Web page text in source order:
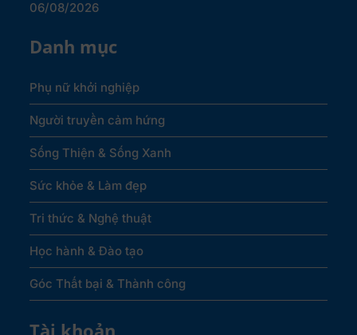
06/08/2026
Danh mục
Phụ nữ khởi nghiệp
Người truyền cảm hứng
Sống Thiện & Sống Xanh
Sức khỏe & Làm đẹp
Tri thức & Nghệ thuật
Học hành & Đào tạo
Góc Thất bại & Thành công